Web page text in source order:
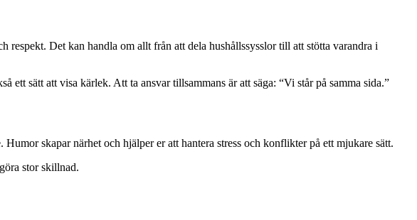
respekt. Det kan handla om allt från att dela hushållssysslor till att stötta varandra i
ett sätt att visa kärlek. Att ta ansvar tillsammans är att säga: “Vi står på samma sida.”
skapar närhet och hjälper er att hantera stress och konflikter på ett mjukare sätt.
stor skillnad.